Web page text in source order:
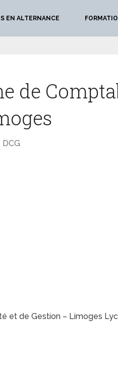
EN ALTERNANCE
de
DCG
et de Gestion – Limoges